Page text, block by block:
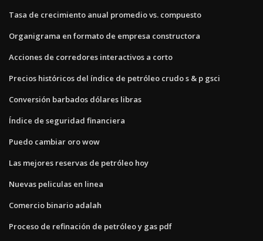
Tasa de crecimiento anual promedio vs. compuesto
Organigrama en formato de empresa constructora
Acciones de corredores interactivos a corto
Precios históricos del índice de petróleo crudo s & p gsci
Conversión barbados dólares libras
Índice de seguridad financiera
Puedo cambiar oro wow
Las mejores reservas de petróleo hoy
Nuevas peliculas en linea
Comercio binario adalah
Proceso de refinación de petróleo y gas pdf